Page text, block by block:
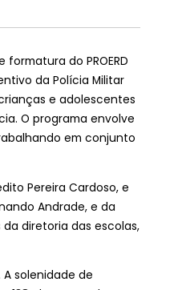
do PROERD
da Polícia Militar
e adolescentes
O programa envolve
em conjunto
Pereira Cardoso, e
Andrade, e da
diretoria das escolas,
solenidade de